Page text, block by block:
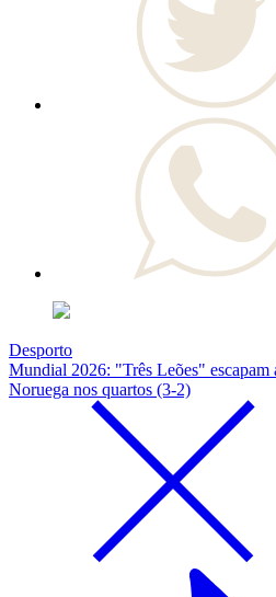
Desporto
Mundial 2026: "Três Leões" escapam
Noruega nos quartos (3-2)